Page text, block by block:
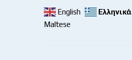
English
Ελληνικά
Maltese